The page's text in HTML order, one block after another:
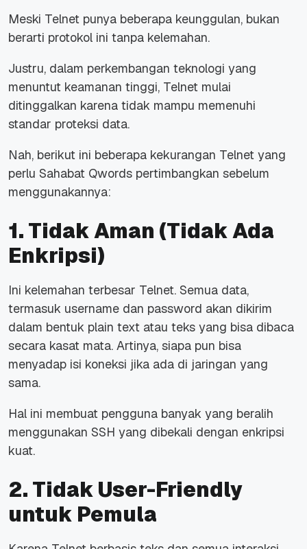
Meski Telnet punya beberapa keunggulan, bukan
berarti protokol ini tanpa kelemahan.
Justru, dalam perkembangan teknologi yang
menuntut keamanan tinggi, Telnet mulai
ditinggalkan karena tidak mampu memenuhi
standar proteksi data.
Nah, berikut ini beberapa kekurangan Telnet yang
perlu Sahabat Qwords pertimbangkan sebelum
menggunakannya:
1. Tidak Aman (Tidak Ada
Enkripsi)
Ini kelemahan terbesar Telnet. Semua data,
termasuk username dan password akan dikirim
dalam bentuk plain text atau teks yang bisa dibaca
secara kasat mata. Artinya, siapa pun bisa
menyadap isi koneksi jika ada di jaringan yang
sama.
Hal ini membuat pengguna banyak yang beralih
menggunakan SSH yang dibekali dengan enkripsi
kuat.
2. Tidak User-Friendly
untuk Pemula